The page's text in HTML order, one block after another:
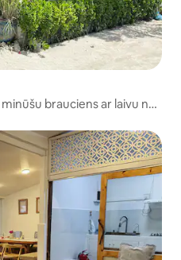
brauciens ar laivu no